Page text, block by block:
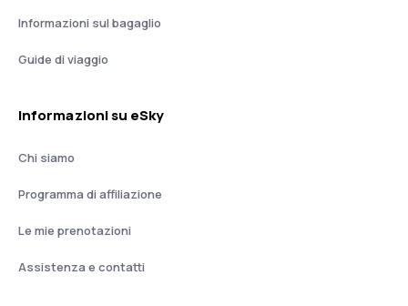
Informazioni sul bagaglio
Guide di viaggio
Informazioni su eSky
Chi siamo
Programma di affiliazione
Le mie prenotazioni
Assistenza e contatti